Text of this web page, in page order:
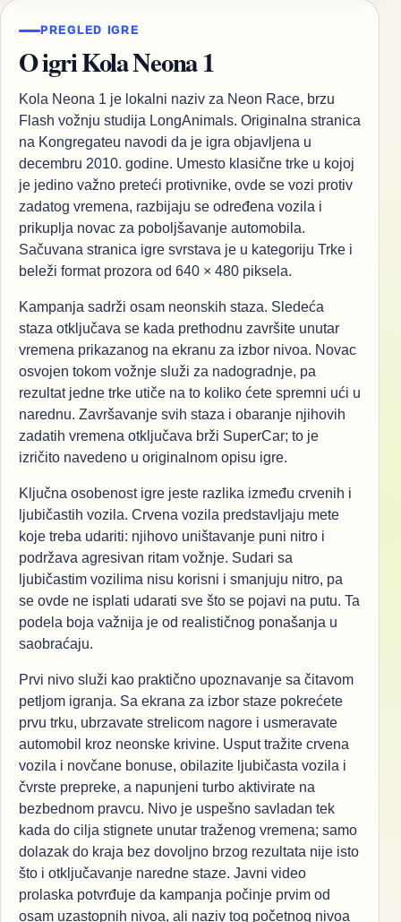
PREGLED IGRE
O igri Kola Neona 1
Kola Neona 1 je lokalni naziv za Neon Race, brzu
Flash vožnju studija LongAnimals. Originalna stranica
na Kongregateu navodi da je igra objavljena u
decembru 2010. godine. Umesto klasične trke u kojoj
je jedino važno preteći protivnike, ovde se vozi protiv
zadatog vremena, razbijaju se određena vozila i
prikuplja novac za poboljšavanje automobila.
Sačuvana stranica igre svrstava je u kategoriju Trke i
beleži format prozora od 640 × 480 piksela.
Kampanja sadrži osam neonskih staza. Sledeća
staza otključava se kada prethodnu završite unutar
vremena prikazanog na ekranu za izbor nivoa. Novac
osvojen tokom vožnje služi za nadogradnje, pa
rezultat jedne trke utiče na to koliko ćete spremni ući u
narednu. Završavanje svih staza i obaranje njihovih
zadatih vremena otključava brži SuperCar; to je
izričito navedeno u originalnom opisu igre.
Ključna osobenost igre jeste razlika između crvenih i
ljubičastih vozila. Crvena vozila predstavljaju mete
koje treba udariti: njihovo uništavanje puni nitro i
podržava agresivan ritam vožnje. Sudari sa
ljubičastim vozilima nisu korisni i smanjuju nitro, pa
se ovde ne isplati udarati sve što se pojavi na putu. Ta
podela boja važnija je od realističnog ponašanja u
saobraćaju.
Prvi nivo služi kao praktično upoznavanje sa čitavom
petljom igranja. Sa ekrana za izbor staze pokrećete
prvu trku, ubrzavate strelicom nagore i usmeravate
automobil kroz neonske krivine. Usput tražite crvena
vozila i novčane bonuse, obilazite ljubičasta vozila i
čvrste prepreke, a napunjeni turbo aktivirate na
bezbednom pravcu. Nivo je uspešno savladan tek
kada do cilja stignete unutar traženog vremena; samo
dolazak do kraja bez dovoljno brzog rezultata nije isto
što i otključavanje naredne staze. Javni video
prolaska potvrđuje da kampanja počinje prvim od
osam uzastopnih nivoa, ali naziv tog početnog nivoa